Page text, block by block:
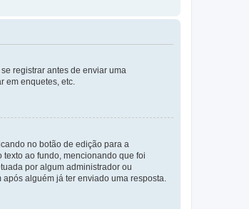
registrar antes de enviar uma
em enquetes, etc.
no botão de edição para a
ao fundo, mencionando que foi
por algum administrador ou
alguém já ter enviado uma resposta.